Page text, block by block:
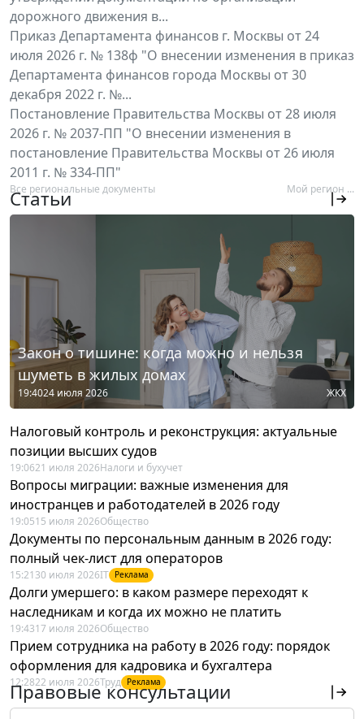
дорожного движения в...
Приказ Департамента финансов г. Москвы от 24
июля 2026 г. № 138ф "О внесении изменения в приказ
Департамента финансов города Москвы от 30
декабря 2022 г. №...
Постановление Правительства Москвы от 28 июля
2026 г. № 2037-ПП "О внесении изменения в
постановление Правительства Москвы от 26 июля
2011 г. № 334-ПП"
Все региональные документы Мой регион ...
Статьи
Закон о тишине: когда можно и нельзя
шуметь в жилых домах
19:4024 июля 2026 ЖКХ
Налоговый контроль и реконструкция: актуальные
позиции высших судов
19:0621 июля 2026Налоги и бухучет
Вопросы миграции: важные изменения для
иностранцев и работодателей в 2026 году
19:0515 июля 2026Общество
Документы по персональным данным в 2026 году:
полный чек-лист для операторов
15:21 30 июля 2026IT Реклама
Долги умершего: в каком размере переходят к
наследникам и когда их можно не платить
19:4317 июля 2026Общество
Прием сотрудника на работу в 2026 году: порядок
оформления для кадровика и бухгалтера
12:2822 июля 2026Труд Реклама
Правовые консультации